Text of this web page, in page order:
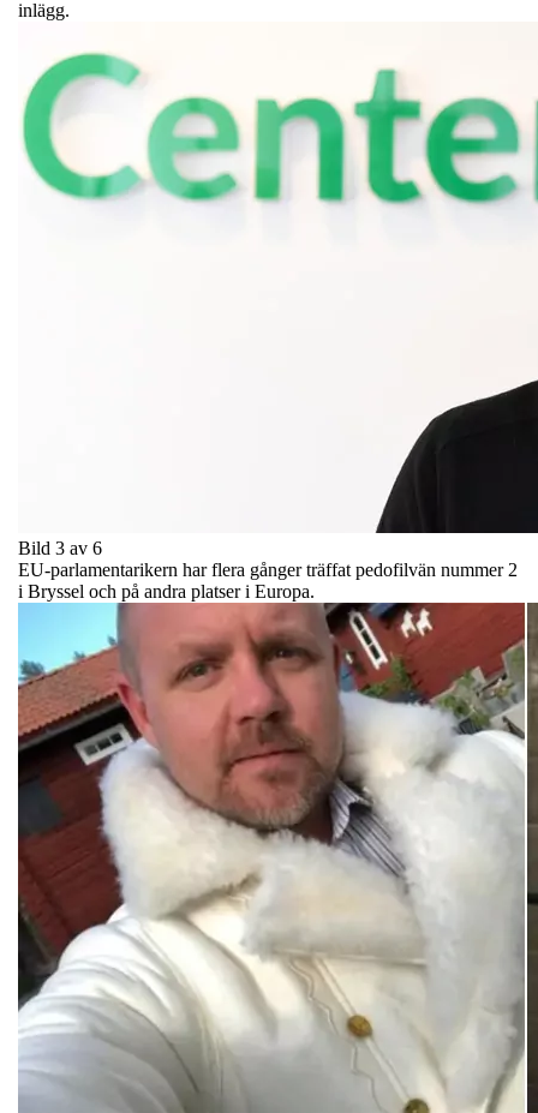
inlägg.
Bild 3 av 6
EU-parlamentarikern har flera gånger träffat pedofilvän nummer 2
i Bryssel och på andra platser i Europa.